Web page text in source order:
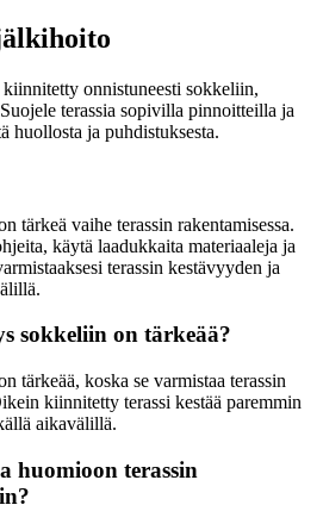
onnistuneesti sokkeliin,
terassia sopivilla pinnoitteilla ja
huollosta ja puhdistuksesta.
tärkeä vaihe terassin rakentamisessa.
käytä laadukkaita materiaaleja ja
terassin kestävyyden ja
sokkeliin on tärkeää?
tärkeää, koska se varmistaa terassin
kiinnitetty terassi kestää paremmin
aikavälillä.
huomioon terassin